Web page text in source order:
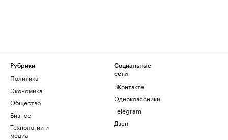
Рубрики
Политика
Экономика
Общество
Бизнес
Технологии и
медиа
Социальные
сети
ВКонтакте
Одноклассники
Telegram
Дзен